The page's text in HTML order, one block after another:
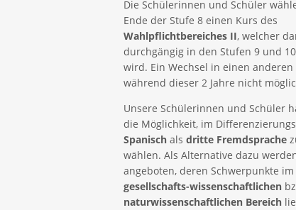
Die Schülerinnen und Schüler
Ende der Stufe 8 einen Kurs des
Wahlpflichtbereiches II, welcher
durchgängig in den Stufen 9 und
wird. Ein Wechsel in einen
während dieser 2 Jahre nicht
Unsere Schülerinnen und Schüler
die Möglichkeit, im
Spanisch alsdritte Fremdsprache
wählen. Als Alternative dazu
angeboten, deren Schwerpunkte im
gesellschafts-wissenschaftlichen
naturwissenschaftlichen Bereich